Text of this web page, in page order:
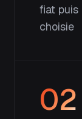
fiat puis
choisie
02